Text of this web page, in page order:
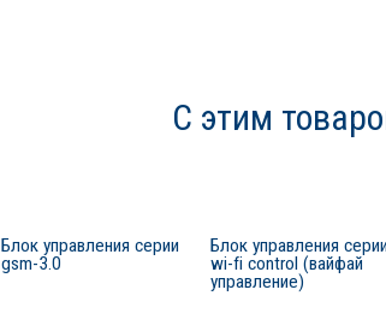
С этим
Блок управления серии
gsm-3.0
Блок управления серии
wi-fi control (вайфай
управление)